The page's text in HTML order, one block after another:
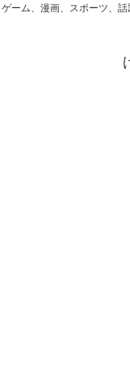
ゲーム、漫画、スポーツ、